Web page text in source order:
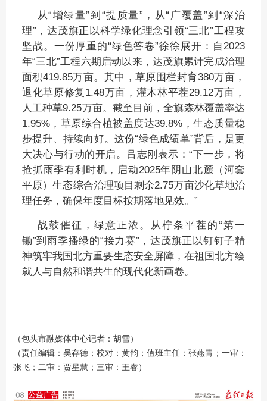
从“增绿量”到“提质量”，从“广覆盖”到“深治
理”，达茂旗正以科学绿化理念引领“三北”工程攻
坚战。一份厚重的“绿色答卷”徐徐展开：自2023
年“三北”工程六期启动以来，达茂旗累计完成治理
面积419.85万亩。其中，草原围栏封育380万亩，
退化草原修复1.48万亩，灌木林平茬29.12万亩，
人工种草9.25万亩。截至目前，全旗森林覆盖率达
1.95%，草原综合植被盖度达39.8%，生态质量稳
步提升、持续向好。这份“绿色成绩单”背后，是更
大决心与行动的开启。吕志刚表示：“下一步，将
抢抓雨季有利时机，启动2025年阴山北麓（河套
平原）生态综合治理项目剩余2.75万亩沙化草地治
理任务，确保年度目标按期落地见效。”
战鼓催征，绿意正浓。从柠条平茬的“第一
锄”到雨季播绿的“接力赛”，达茂旗正以钉钉子精
神筑牢我国北方重要生态安全屏障，在祖国北方绘
就人与自然和谐共生的现代化新画卷。
（包头市融媒体中心记者：胡雪）
（责任编辑：吴存德；校对：黄韵；值班主任：张燕青；一审：
张飞；二审：贾星慧；三审：王睿）